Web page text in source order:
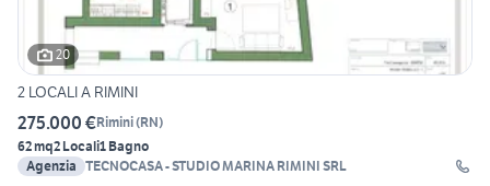
20
2 LOCALI A RIMINI
275.000 €Rimini(RN)
62 mq2 Locali1 Bagno
Agenzia TECNOCASA - STUDIO MARINA RIMINI SRL